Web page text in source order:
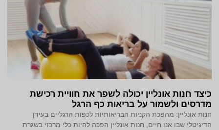
כיצד חנות אונליין יכולה לשפר את חוויית רכישת
מדרסים ולשמור על בריאות כף הרגל
חנות אונליין: מהפכת הקניות הבריאותיות לכפות הרגליים בעידן
הדיגיטלי שבו אנו חיים, חנות אונליין הפכה להיות כלי מרכזי בשגרת